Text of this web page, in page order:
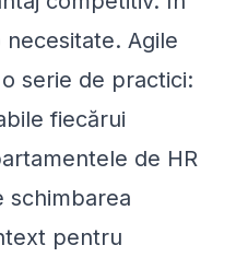
Agile
serie de practici:
fiecărui
de HR
schimbarea
pentru